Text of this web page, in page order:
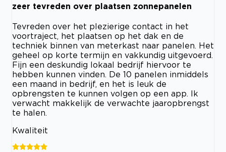
zeer tevreden over plaatsen zonnepanelen
Tevreden over het plezierige contact in het
voortraject, het plaatsen op het dak en de
techniek binnen van meterkast naar panelen. Het
geheel op korte termijn en vakkundig uitgevoerd.
Fijn een deskundig lokaal bedrijf hiervoor te
hebben kunnen vinden. De 10 panelen inmiddels
een maand in bedrijf, en het is leuk de
opbrengsten te kunnen volgen op een app. Ik
verwacht makkelijk de verwachte jaaropbrengst
te halen.
Kwaliteit